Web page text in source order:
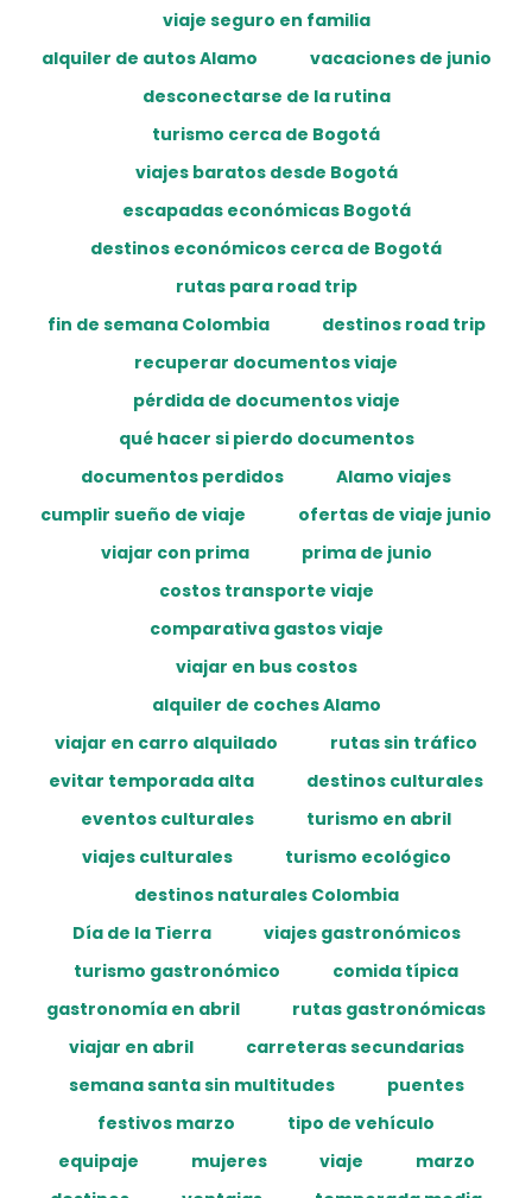
viaje seguro en familia
alquiler de autos Alamo
vacaciones de junio
desconectarse de la rutina
turismo cerca de Bogotá
viajes baratos desde Bogotá
escapadas económicas Bogotá
destinos económicos cerca de Bogotá
rutas para road trip
fin de semana Colombia
destinos road trip
recuperar documentos viaje
pérdida de documentos viaje
qué hacer si pierdo documentos
documentos perdidos
Alamo viajes
cumplir sueño de viaje
ofertas de viaje junio
viajar con prima
prima de junio
costos transporte viaje
comparativa gastos viaje
viajar en bus costos
alquiler de coches Alamo
viajar en carro alquilado
rutas sin tráfico
evitar temporada alta
destinos culturales
eventos culturales
turismo en abril
viajes culturales
turismo ecológico
destinos naturales Colombia
Día de la Tierra
viajes gastronómicos
turismo gastronómico
comida típica
gastronomía en abril
rutas gastronómicas
viajar en abril
carreteras secundarias
semana santa sin multitudes
puentes
festivos marzo
tipo de vehículo
equipaje
mujeres viaje
marzo